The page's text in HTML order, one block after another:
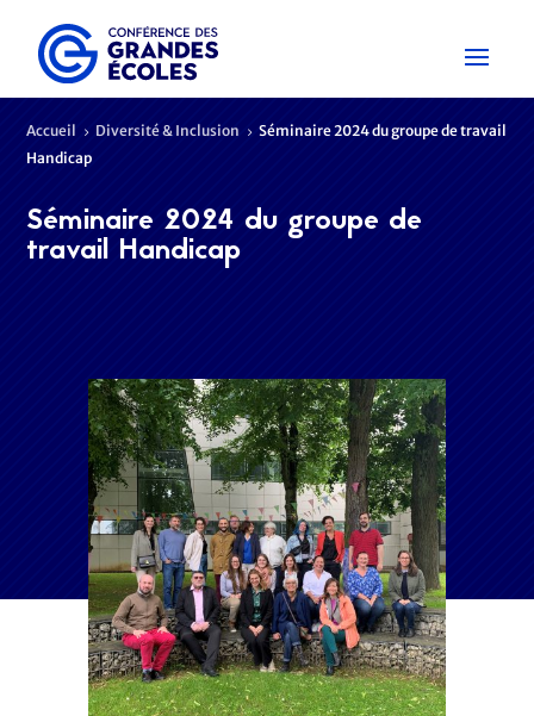
Accueil 5 Diversité & Inclusion 5 Séminaire 2024 du groupe de travail
Handicap
Séminaire 2024 du groupe de
travail Handicap